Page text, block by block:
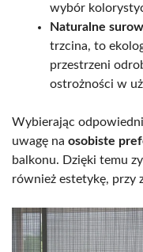
wybór
Naturalne
trzcina, to
przestrzeni
ostrożności w
Wybierając
uwagę na osobiste
balkonu. Dzięki temu
również estetykę, przy